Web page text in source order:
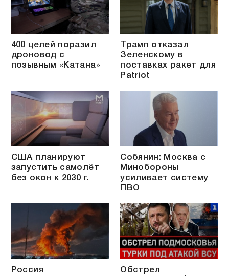
400 целей поразил
дроновод с
позывным «Катана»
Трамп отказал
Зеленскому в
поставках ракет для
Patriot
США планируют
запустить самолёт
без окон к 2030 г.
Собянин: Москва с
Минобороны
усиливает систему
ПВО
Россия
Обстрел